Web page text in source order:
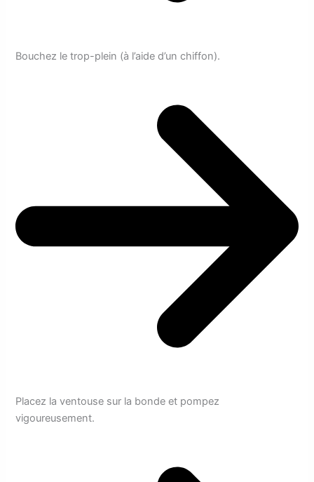
Bouchez le trop-plein (à l’aide d’un chiffon).
Placez la ventouse sur la bonde et pompez
vigoureusement.